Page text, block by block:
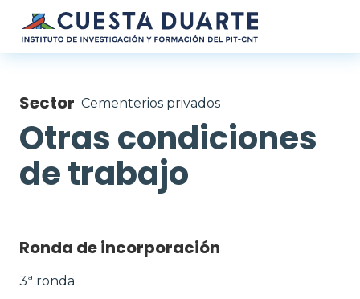
Pasar al contenido principal
Sector Cementerios privados
Otras condiciones
de trabajo
Ronda de incorporación
3ª ronda